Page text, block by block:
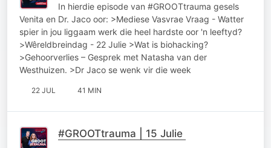
In hierdie episode van #GROOTtrauma gesels
Venita en Dr. Jaco oor: >Mediese Vasvrae Vraag - Watter
spier in jou liggaam werk die heel hardste oor 'n leeftyd?
>Wêreldbreindag - 22 Julie >Wat is biohacking?
>Gehoorverlies – Gesprek met Natasha van der
Westhuizen. >Dr Jaco se wenk vir die week
22 JUL 41 MIN
#GROOTtrauma | 15 Julie